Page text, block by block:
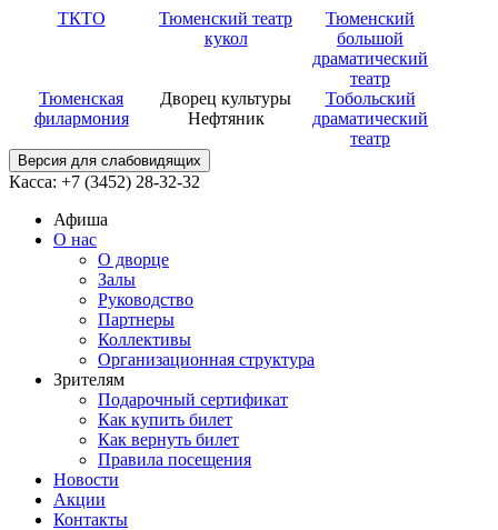
ТКТО
Тюменский театр
кукол
Тюменский
большой
драматический
театр
Тюменская
филармония
Дворец культуры
Нефтяник
Тобольский
драматический
театр
Версия для слабовидящих
Касса: +7 (3452) 28-32-32
Афиша
О нас
О дворце
Залы
Руководство
Партнеры
Коллективы
Организационная структура
Зрителям
Подарочный сертификат
Как купить билет
Как вернуть билет
Правила посещения
Новости
Акции
Контакты